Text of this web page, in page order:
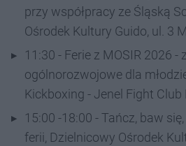
przy współpracy ze Śląską
Ośrodek Kultury Guido, ul. 3
11:30 - Ferie z MOSIR 2026 -
ogólnorozwojowe dla
Kickboxing - Jenel Fight Club
15:00 -18:00 - Tańcz, baw
ferii, Dzielnicowy Ośrodek